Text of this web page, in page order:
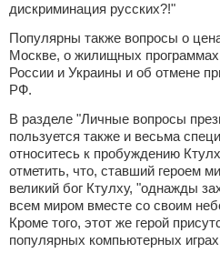
дискриминация русских?!"
Популярны также вопросы о
Москве, о жилищных
России и Украины и об отмене
РФ.
В разделе "Личные вопросы
пользуется также и весьма
относитесь к пробуждению
отметить, что, ставший героем
великий бог Ктулху, "однажды
всем миром вместе со своим
Кроме того, этот же герой
популярных компьютерных